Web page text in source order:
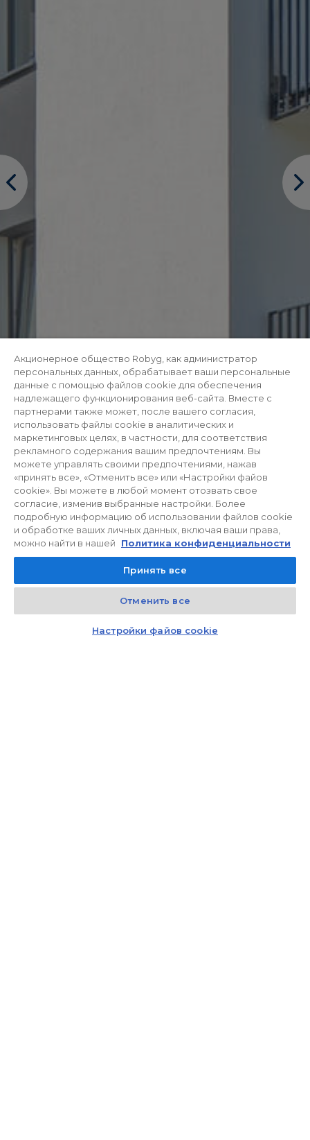
Kontakt Czat z doradcą
Акционерное общество Robyg, как администратор
персональных данных, обрабатывает ваши персональные
данные с помощью файлов cookie для обеспечения
надлежащего функционирования веб-сайта. Вместе с
партнерами также может, после вашего согласия,
использовать файлы cookie в аналитических и
маркетинговых целях, в частности, для соответствия
рекламного содержания вашим предпочтениям. Вы
можете управлять своими предпочтениями, нажав
«принять все», «Отменить все» или «Настройки файов
cookie». Вы можете в любой момент отозвать свое
согласие, изменив выбранные настройки. Более
подробную информацию об использовании файлов cookie
и обработке ваших личных данных, включая ваши права,
можно найти в нашей
Политика конфиденциальности
Принять все
Отменить все
Настройки файов cookie